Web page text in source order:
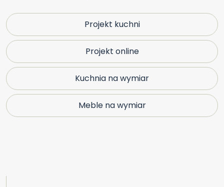
Projekt kuchni
Projekt online
Kuchnia na wymiar
Meble na wymiar